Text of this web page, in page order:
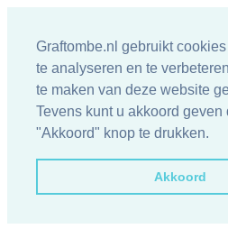
Graftombe.nl gebruikt
te analyseren en te
te maken van deze website
Tevens kunt u akkoord geven
"Akkoord" knop te drukken.
Akkoord